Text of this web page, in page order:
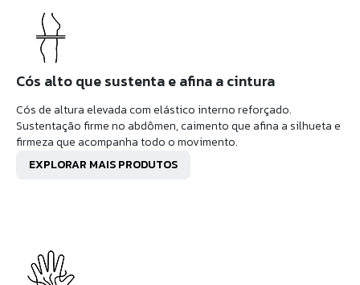
Cós alto que sustenta e afina a cintura
Cós de altura elevada com elástico interno reforçado.
Sustentação firme no abdômen, caimento que afina a silhueta e
firmeza que acompanha todo o movimento.
EXPLORAR MAIS PRODUTOS